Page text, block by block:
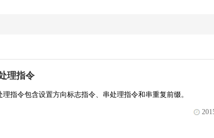
理指令
理指令包含设置方向标志指令、串处理指令和串重复前缀。